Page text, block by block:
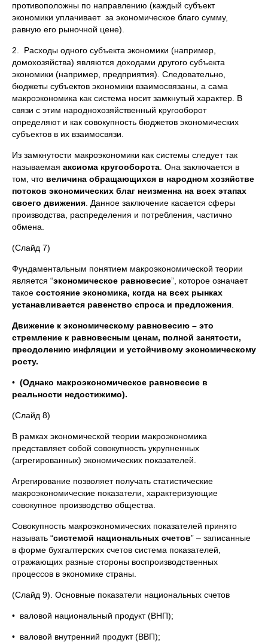
противоположны по направлению (каждый субъект
экономики уплачивает за экономическое благо сумму,
равную его рыночной цене).
2. Расходы одного субъекта экономики (например,
домохозяйства) являются доходами другого субъекта
экономики (например, предприятия). Следовательно,
бюджеты субъектов экономики взаимосвязаны, а сама
макроэкономика как система носит замкнутый характер. В
связи с этим народнохозяйственный кругооборот
определяют и как совокупность бюджетов экономических
субъектов в их взаимосвязи.
Из замкнутости макроэкономики как системы следует так
называемая аксиома кругооборота . Она заключается в
том, что величина обращающихся в народном хозяйстве
потоков экономических благ неизменна на всех этапах
своего движения . Данное заключение касается сферы
производства, распределения и потребления, частично
обмена.
(Слайд 7)
Фундаментальным понятием макроэкономической теории
является “экономическое равновесие”, которое означает
такое состояние экономика, когда на всех рынках
устанавливается равенство спроса и предложения
Движение к экономическому равновесию – это
стремление к равновесным ценам, полной занятости,
преодолению инфляции и устойчивому экономическому
росту.
• (Однако макроэкономическое равновесие в
реальности недостижимо).
(Слайд 8)
В рамках экономической теории макроэкономика
представляет собой совокупность укрупненных
(агрегированных) экономических показателей.
Агрегирование позволяет получать статистические
макроэкономические показатели, характеризующие
совокупное производство общества.
Совокупность макроэкономических показателей принято
называть “системой национальных счетов” – записанные
в форме бухгалтерских счетов система показателей,
отражающих разные стороны воспроизводственных
процессов в экономике страны.
(Слайд 9). Основные показатели национальных счетов
• валовой национальный продукт (ВНП);
• валовой внутренний продукт (ВВП);